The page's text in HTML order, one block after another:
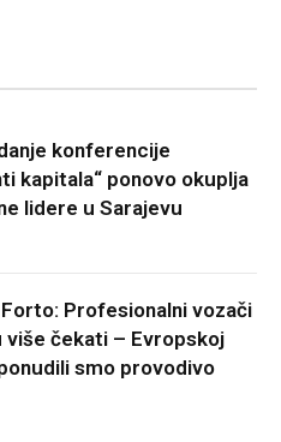
konferencije
kapitala“ ponovo okuplja
lidere u Sarajevu
Profesionalni vozači
više čekati – Evropskoj
smo provodivo